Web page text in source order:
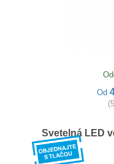
Od
Svetelná LED